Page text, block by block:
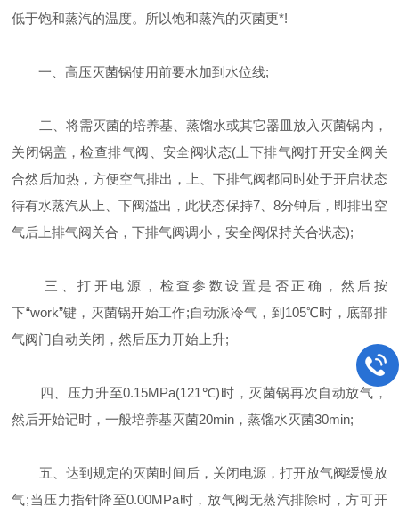
低于饱和蒸汽的温度。所以饱和蒸汽的灭菌更*!
一、高压灭菌锅使用前要水加到水位线;
二、将需灭菌的培养基、蒸馏水或其它器皿放入灭菌锅内，
关闭锅盖，检查排气阀、安全阀状态(上下排气阀打开安全阀关
合然后加热，方便空气排出，上、下排气阀都同时处于开启状态
待有水蒸汽从上、下阀溢出，此状态保持7、8分钟后，即排出空
气后上排气阀关合，下排气阀调小，安全阀保持关合状态);
三、打开电源，检查参数设置是否正确，然后按
下“work”键，灭菌锅开始工作;自动派冷气，到105℃时，底部排
气阀门自动关闭，然后压力开始上升;
四、压力升至0.15MPa(121℃)时，灭菌锅再次自动放气，
然后开始记时，一般培养基灭菌20min，蒸馏水灭菌30min;
五、达到规定的灭菌时间后，关闭电源，打开放气阀缓慢放
气;当压力指针降至0.00MPa时，放气阀无蒸汽排除时，方可开